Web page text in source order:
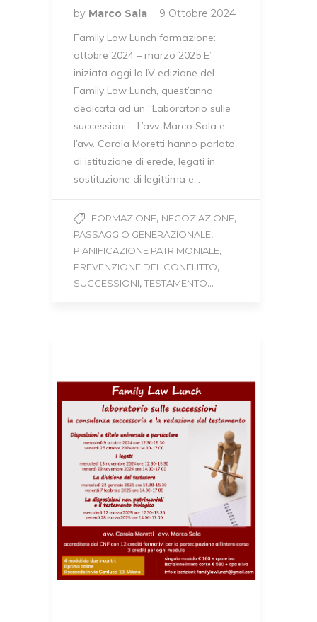
by Marco Sala
9 Ottobre 2024
Family Law Lunch formazione:
ottobre 2024 – marzo 2025 E’
iniziata oggi la IV edizione del
Family Law Lunch, quest’anno
dedicata ad un “Laboratorio sulle
successioni”. L’avv. Marco Sala e
l’avv. Carola Moretti hanno parlato
di istituzione di erede, legati in
sostituzione di legittima e…
FORMAZIONE, NEGOZIAZIONE,
PASSAGGIO GENERAZIONALE,
PIANIFICAZIONE PATRIMONIALE,
PREVENZIONE DEL CONFLITTO,
SUCCESSIONI, TESTAMENTO...